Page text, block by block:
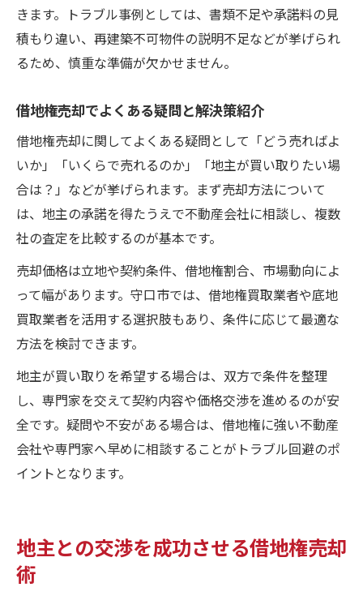
きます。トラブル事例としては、書類不足や承諾料の見
積もり違い、再建築不可物件の説明不足などが挙げられ
るため、慎重な準備が欠かせません。
借地権売却でよくある疑問と解決策紹介
借地権売却に関してよくある疑問として「どう売ればよ
いか」「いくらで売れるのか」「地主が買い取りたい場
合は？」などが挙げられます。まず売却方法について
は、地主の承諾を得たうえで不動産会社に相談し、複数
社の査定を比較するのが基本です。
売却価格は立地や契約条件、借地権割合、市場動向によ
って幅があります。守口市では、借地権買取業者や底地
買取業者を活用する選択肢もあり、条件に応じて最適な
方法を検討できます。
地主が買い取りを希望する場合は、双方で条件を整理
し、専門家を交えて契約内容や価格交渉を進めるのが安
全です。疑問や不安がある場合は、借地権に強い不動産
会社や専門家へ早めに相談することがトラブル回避のポ
イントとなります。
地主との交渉を成功させる借地権売却
術